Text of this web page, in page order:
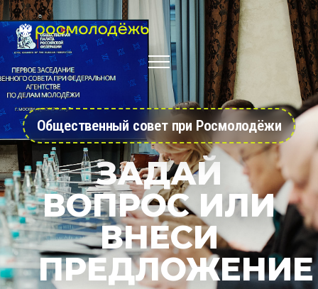
Общественный совет при Росмолодёжи
ЗАДАЙ
ВОПРОС ИЛИ
ВНЕСИ
ПРЕДЛОЖЕНИЕ